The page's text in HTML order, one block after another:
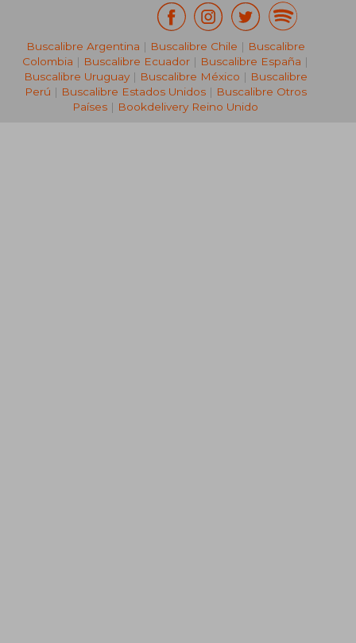
Buscalibre Argentina | Buscalibre Chile | Buscalibre
Colombia | Buscalibre Ecuador | Buscalibre España |
Buscalibre Uruguay| Buscalibre México | Buscalibre
Perú | Buscalibre Estados Unidos| Buscalibre Otros
Países | Bookdelivery Reino Unido